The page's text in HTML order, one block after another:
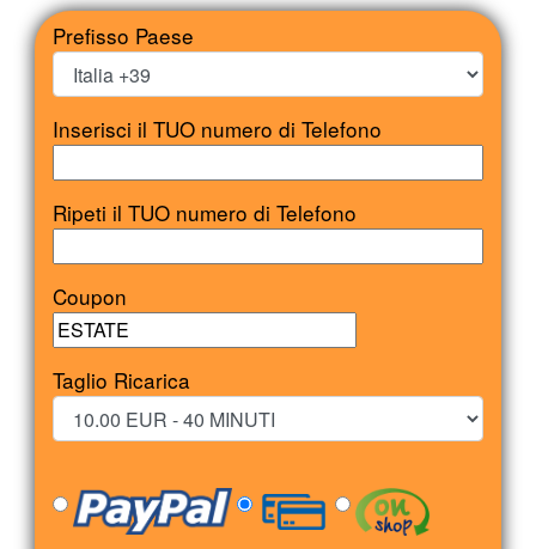
Prefisso Paese
Inserisci il TUO numero di Telefono
Ripeti il TUO numero di Telefono
Coupon
Taglio Ricarica